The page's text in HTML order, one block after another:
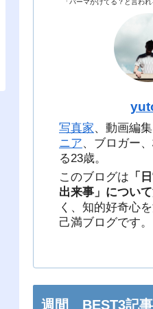
「パーマかけてる？と言わ
写真家、動画編集
ニア、ブロガー
る23歳。
このブログは 「
出来事」につい
く、知的好奇心
己満ブログです。
週間 BEST3記事